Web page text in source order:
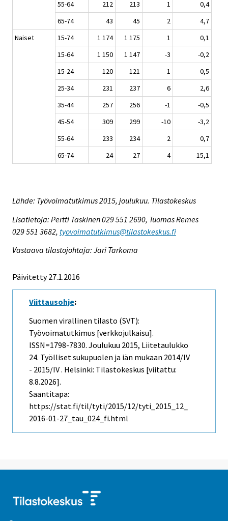
55-64
212 213 1
0,4
65-74
43 45 2
4,7
Naiset
15-74 1 174 1 175 1
0,1
15-64
1 150 1 147 -3
-0,2
15-24
120 121 1
0,5
25-34
231 237 6
2,6
35-44
257 256 -1
-0,5
45-54
309 299 -10
-3,2
55-64
233 234 2
0,7
65-74
24 27 4 15,1
Lähde: Työvoimatutkimus 2015, joulukuu. Tilastokeskus
Lisätietoja: Pertti Taskinen 029 551 2690, Tuomas Remes
029 551 3682, tyovoimatutkimus@tilastokeskus.fi
Vastaava tilastojohtaja: Jari Tarkoma
Päivitetty 27.1.2016
Viittausohje:
Suomen virallinen tilasto (SVT):
Työvoimatutkimus [verkkojulkaisu].
ISSN=1798-7830. Joulukuu 2015, Liitetaulukko
24. Työlliset sukupuolen ja iän mukaan 2014/IV
- 2015/IV . Helsinki: Tilastokeskus [viitattu:
8.8.2026].
Saantitapa:
https://stat.fi/til/tyti/2015/12/tyti_2015_12_
2016-01-27_tau_024_fi.html